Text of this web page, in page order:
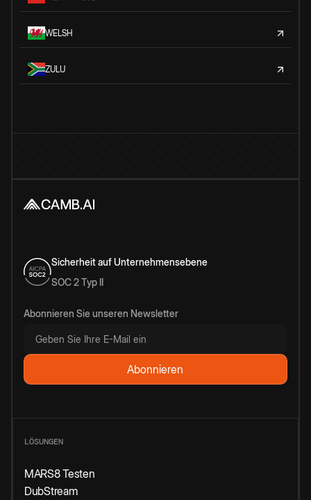
WELSH
ZULU
Sicherheit auf Unternehmensebene
SOC 2 Typ II
Abonnieren Sie unseren Newsletter
LÖSUNGEN
MARS8 Testen
DubStream